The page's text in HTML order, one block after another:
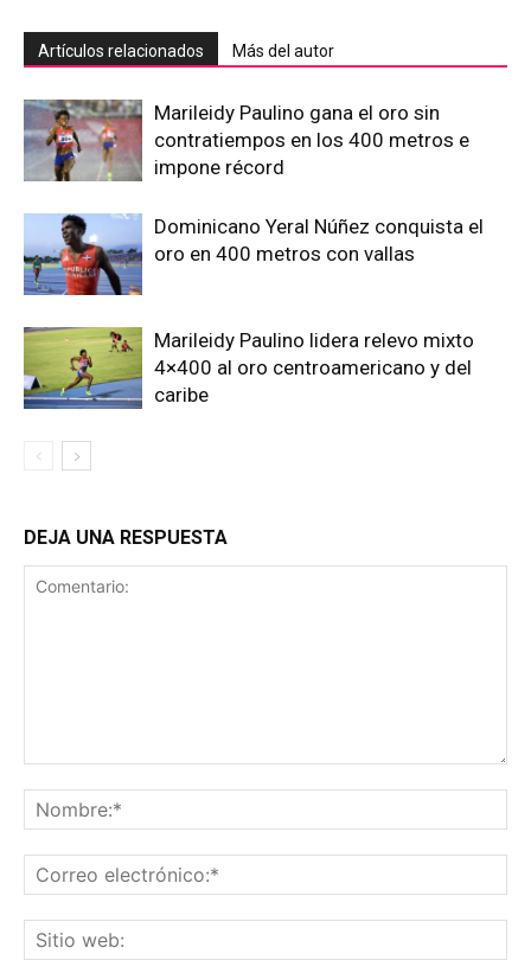
Artículos relacionados Más del autor
Marileidy Paulino gana el oro sin
contratiempos en los 400 metros e
impone récord
Dominicano Yeral Núñez conquista el
oro en 400 metros con vallas
Marileidy Paulino lidera relevo mixto
4×400 al oro centroamericano y del
caribe
DEJA UNA RESPUESTA